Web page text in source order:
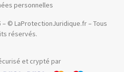
personnelles
– © LaProtectionJuridique.fr – Tous
réservés.
et crypté par